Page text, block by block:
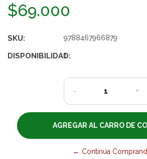
$69.000
SKU: 9788467966879
DISPONIBILIDAD:
1
- +
← Continúa